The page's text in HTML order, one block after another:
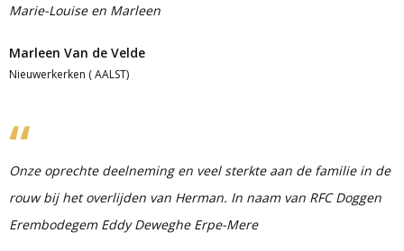
Marie-Louise en Marleen
Marleen Van de Velde
Nieuwerkerken ( AALST)
Onze oprechte deelneming en veel sterkte aan de familie in de
rouw bij het overlijden van Herman. In naam van RFC Doggen
Erembodegem Eddy Deweghe Erpe-Mere